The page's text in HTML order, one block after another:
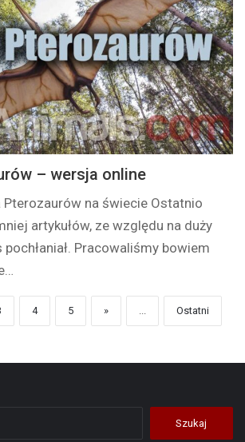
– wersja online
Pterozaurów na świecie Ostatnio
artykułów, ze względu na duży
Pracowaliśmy bowiem
4 5 » ... Ostatni